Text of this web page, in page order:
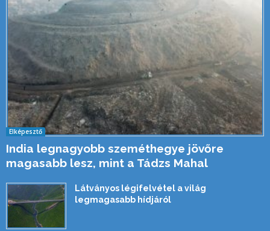
Elképesztő
India legnagyobb szeméthegye jövőre
magasabb lesz, mint a Tádzs Mahal
Látványos légifelvétel a világ
legmagasabb hídjáról